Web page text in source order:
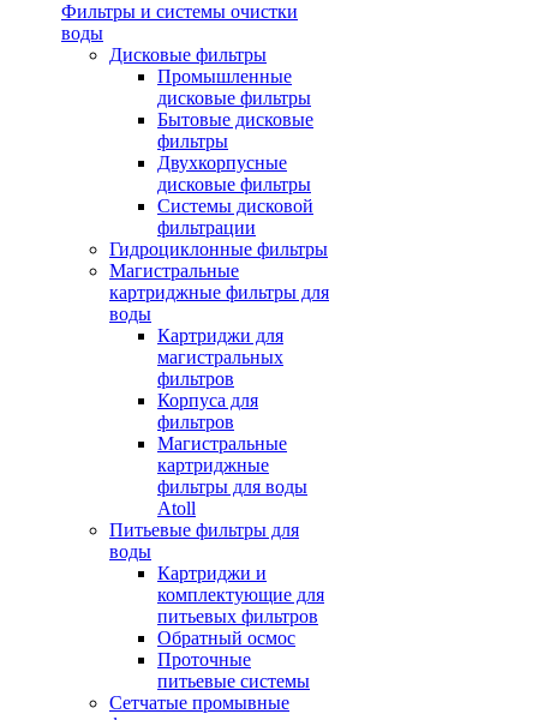
Фильтры и системы очистки
воды
Дисковые фильтры
Промышленные
дисковые фильтры
Бытовые дисковые
фильтры
Двухкорпусные
дисковые фильтры
Системы дисковой
фильтрации
Гидроциклонные фильтры
Магистральные
картриджные фильтры для
воды
Картриджи для
магистральных
фильтров
Корпуса для
фильтров
Магистральные
картриджные
фильтры для воды
Atoll
Питьевые фильтры для
воды
Картриджи и
комплектующие для
питьевых фильтров
Обратный осмос
Проточные
питьевые системы
Сетчатые промывные